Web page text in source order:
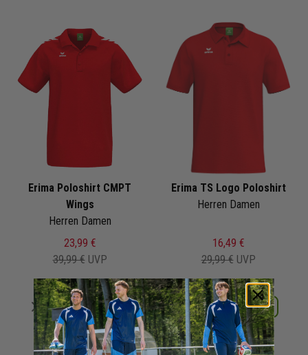
Erima Poloshirt CMPT
Wings
Herren Damen
23,99 €
39,99 € UVP
Details Merken
+ 2 Interessenten
Erima TS Logo Poloshirt
Herren Damen
16,49 €
29,99 € UVP
Details Merken
+ 1 Interessenten